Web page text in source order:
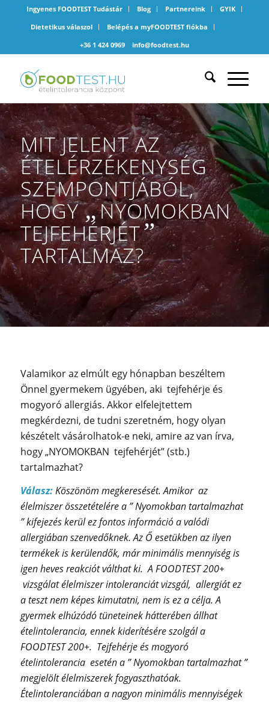
Ingyenes FOODTEST Tudástár Blog Partnereink
GYIK
Dietetikus válaszol
Belépés a myFOODTEST fiókba
+36 1 424 0969
info@foodtest.hu
MIT JELENT AZ
ÉTELÉRZÉKENYSÉG
SZEMPONTJÁBÓL,
HOGY„NYOMOKBAN
TEJFEHÉRJÉT”
TARTALMAZ?
Valamikor az elmúlt egy hónapban beszéltem
Önnel gyermekem ügyében, aki tejfehérje és
mogyoró allergiás. Akkor elfelejtettem
megkérdezni, de tudni szeretném, hogy olyan
készételt vásárolhatok-e neki, amire az van írva,
hogy „NYOMOKBAN tejfehérjét” (stb.)
tartalmazhat?
Válasz:Köszönöm megkeresését. Amikor az
élelmiszer összetételére a ” Nyomokban tartalmazhat
” kifejezés kerül ez fontos információ a valódi
allergiában szenvedőknek. Az Ő esetükben az ilyen
termékek is kerülendők, már minimális mennyiség is
igen heves reakciót válthat ki. A FOODTEST 200+
vizsgálat élelmiszer intoleranciát vizsgál, allergiát ez
a teszt nem képes kimutatni, nem is ez a célja. A
gyermek elhúzódó tüneteinek hátterében állhat
ételintolerancia, ennek kiderítésére szolgál a
FOODTEST 200+. Tejfehérje és mogyoró
ételintolerancia esetén a ” Nyomokban tartalmazhat ”
megjelölt élelmiszerek fogyaszthatóak.
Ételintoleranciában a nagyon minimális mennyiségek